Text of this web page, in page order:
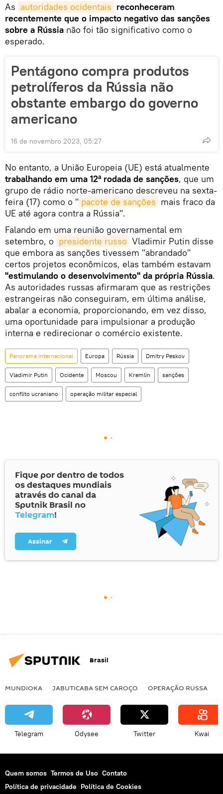
As autoridades ocidentais reconheceram
recentemente que o impacto negativo das sanções
sobre a Rússia não foi tão significativo como o
esperado.
Pentágono compra produtos
petrolíferos da Rússia não
obstante embargo do governo
americano
16 de novembro 2023, 05:27
No entanto, a União Europeia (UE) está atualmente
trabalhando em uma 12ª rodada de sanções, que um
grupo de rádio norte-americano descreveu na sexta-
feira (17) como o " pacote de sanções mais fraco da
UE até agora contra a Rússia".
Falando em uma reunião governamental em
setembro, o presidente russo Vladimir Putin disse
que embora as sanções tivessem "abrandado"
certos projetos econômicos, elas também estavam
"estimulando o desenvolvimento" da própria Rússia.
As autoridades russas afirmaram que as restrições
estrangeiras não conseguiram, em última análise,
abalar a economia, proporcionando, em vez disso,
uma oportunidade para impulsionar a produção
interna e redirecionar o comércio existente.
Panorama internacional Europa Rússia Dmitry Peskov
Vladimir Putin Ocidente Moscou Kremlin sanções
conflito ucraniano operação militar especial
Fique por dentro de todos
os destaques mundiais
através do canal da
Sputnik Brasil no
Telegram!
Assinar
Brasil
MUNDIOKA JABUTICABA SEM CAROÇO OPERAÇÃO RUSSA
Telegram Odysee Twitter Kwai
Quem somos Termos de Uso Contato
Política de privacidade Política de Cookies